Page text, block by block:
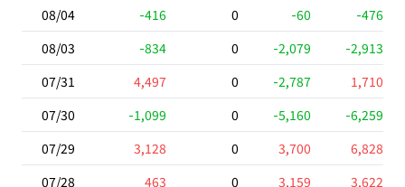
08/04
-416 0 -60
-476
08/03
-834 0 -2,079
-2,913
07/31
4,497 0 -2,787
1,710
07/30
-1,099 0 -5,160
-6,259
07/29
3,128 0 3,700
6,828
07/28
463 0 3,159
3,622